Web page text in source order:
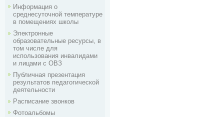
Информация о
среднесуточной температуре
в помещениях школы
Электронные
образовательные ресурсы, в
том числе для
использования инвалидами
и лицами с ОВЗ
Публичная презентация
результатов педагогической
деятельности
Расписание звонков
Фотоальбомы